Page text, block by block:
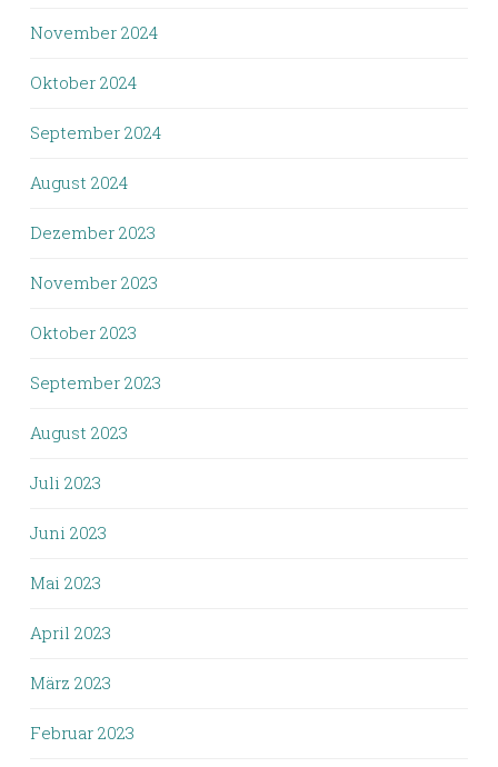
November 2024
Oktober 2024
September 2024
August 2024
Dezember 2023
November 2023
Oktober 2023
September 2023
August 2023
Juli 2023
Juni 2023
Mai 2023
April 2023
März 2023
Februar 2023